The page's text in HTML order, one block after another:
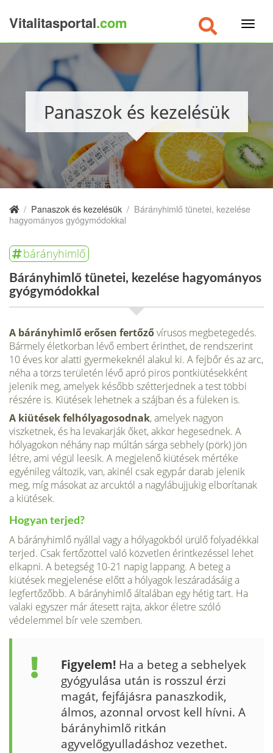
Vitalitasportal.com
Panaszok és kezelésük
/ Panaszok és kezelésük / Bárányhimlő tünetei, kezelése
hagyományos gyógymódokkal
bárányhimlő
Bárányhimlő tünetei, kezelése hagyományos
gyógymódokkal
A bárányhimlő erősen fertőzővírusos megbetegedés.
Bármely életkorban lévő embert érinthet, de rendszerint
10 éves kor alatti gyermekeknél alakul ki. A fejbőr és az arc,
néha a törzs területén lévő apró piros pontkiütésekként
jelenik meg, amelyek később szétterjednek a test többi
részére is. Kiütések lehetnek a szájban és a füleken is.
A kiütések felhólyagosodnak, amelyek nagyon
viszketnek, és ha levakarják őket, akkor hegesednek. A
hólyagokon néhány nap múltán sárga seb­hely (pörk) jön
létre, ami végül leesik. A megjelenő kiütések mértéke
egyénileg változik, van, akinél csak egypár darab jelenik
meg, míg másokat az arcuktól a nagy­lábujjukig elborítanak
a kiütések.
Hogyan terjed?
A bárányhimlő nyállal vagy a hólyagokból ürülő folyadékkal
terjed. Csak fertő­zöttel való közvetlen érintkezéssel lehet
elkapni. A betegség 10-21 napig lap­pang. A beteg a
kiütések megjelenése előtt a hólyagok leszáradásáig a
legfertőzőbb. A bárányhimlő általában egy hétig tart. Ha
valaki egyszer már átesett rajta, akkor életre szóló
védelemmel bír vele szemben.
Figyelem! Ha a beteg a sebhelyek
gyógyulása után is rosszul érzi
magát, fejfájásra panaszkodik,
álmos, azonnal orvost kell hívni. A
bárányhimlő ritkán
agyvelőgyulladáshoz vezethet.
×